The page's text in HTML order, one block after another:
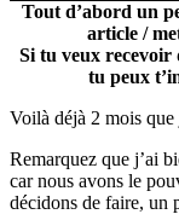
Tout d’abord un
article /
Si tu veux recevoir
tu peux
Voilà déjà 2 mois que
Remarquez que j’ai
car nous avons le
décidons de faire, un